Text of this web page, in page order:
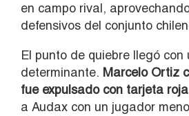
en campo rival,
defensivos del conjunto
El punto de quiebre llegó
determinante. Marcelo Ortiz
fue expulsado con tarjeta
a Audax con un jugador